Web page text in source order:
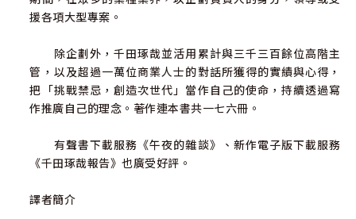
援各項大型專案。
除企劃外，千田琢哉並活用累計與三千三百餘位高階主
管，以及超過一萬位商業人士的對話所獲得的實績與心得，
把「挑戰禁忌，創造次世代」當作自己的使命，持續透過寫
作推廣自己的理念。著作連本書共一七六冊。
有聲書下載服務《午夜的雜談》、新作電子版下載服務
《千田琢哉報告》也廣受好評。
譯者簡介